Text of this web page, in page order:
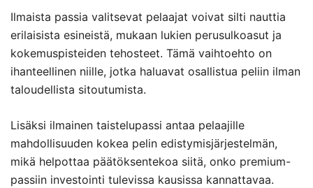
Ilmaista passia valitsevat pelaajat voivat silti nauttia
erilaisista esineistä, mukaan lukien perusulkoasut ja
kokemuspisteiden tehosteet. Tämä vaihtoehto on
ihanteellinen niille, jotka haluavat osallistua peliin ilman
taloudellista sitoutumista.
Lisäksi ilmainen taistelupassi antaa pelaajille
mahdollisuuden kokea pelin edistymisjärjestelmän,
mikä helpottaa päätöksentekoa siitä, onko premium-
passiin investointi tulevissa kausissa kannattavaa.